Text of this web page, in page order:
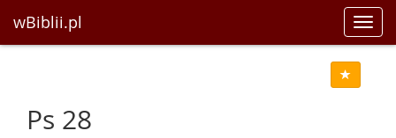
wBiblii.pl
Ps 28